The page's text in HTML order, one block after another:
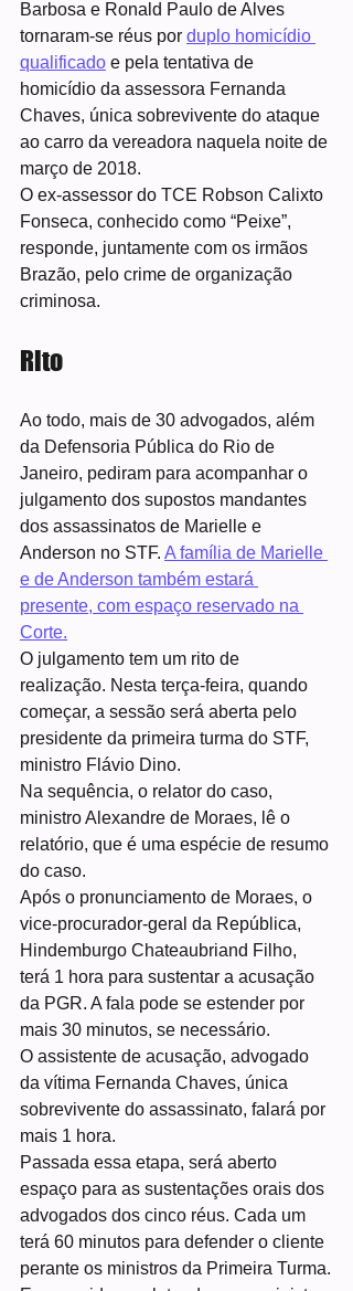
Barbosa e Ronald Paulo de Alves
tornaram-se réus por duplo homicídio
qualificado e pela tentativa de
homicídio da assessora Fernanda
Chaves, única sobrevivente do ataque
ao carro da vereadora naquela noite de
março de 2018.
O ex-assessor do TCE Robson Calixto
Fonseca, conhecido como “Peixe”,
responde, juntamente com os irmãos
Brazão, pelo crime de organização
criminosa.
Rito
Ao todo, mais de 30 advogados, além
da Defensoria Pública do Rio de
Janeiro, pediram para acompanhar o
julgamento dos supostos mandantes
dos assassinatos de Marielle e
Anderson no STF. A família de Marielle
e de Anderson também estará
presente, com espaço reservado na
Corte.
O julgamento tem um rito de
realização. Nesta terça-feira, quando
começar, a sessão será aberta pelo
presidente da primeira turma do STF,
ministro Flávio Dino.
Na sequência, o relator do caso,
ministro Alexandre de Moraes, lê o
relatório, que é uma espécie de resumo
do caso.
Após o pronunciamento de Moraes, o
vice-procurador-geral da República,
Hindemburgo Chateaubriand Filho,
terá 1 hora para sustentar a acusação
da PGR. A fala pode se estender por
mais 30 minutos, se necessário.
O assistente de acusação, advogado
da vítima Fernanda Chaves, única
sobrevivente do assassinato, falará por
mais 1 hora.
Passada essa etapa, será aberto
espaço para as sustentações orais dos
advogados dos cinco réus. Cada um
terá 60 minutos para defender o cliente
perante os ministros da Primeira Turma.